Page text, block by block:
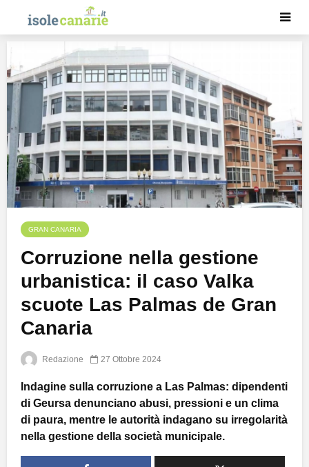
GRAN CANARIA
Corruzione nella gestione
urbanistica: il caso Valka
scuote Las Palmas de Gran
Canaria
Redazione 27 Ottobre 2024
Indagine sulla corruzione a Las Palmas: dipendenti
di Geursa denunciano abusi, pressioni e un clima
di paura, mentre le autorità indagano su irregolarità
nella gestione della società municipale.